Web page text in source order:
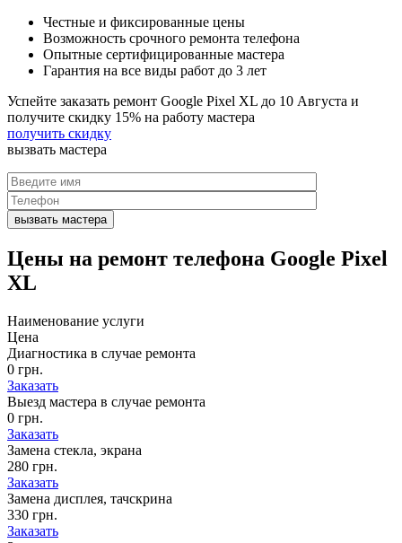
Честные и фиксированные цены
Возможность срочного ремонта телефона
Опытные сертифицированные мастера
Гарантия на все виды работ до 3 лет
Успейте заказать ремонт Google Pixel XL до 10 Августа и
получите скидку 15% на работу мастера
получить скидку
вызвать мастера
Цены на ремонт телефона Google Pixel
XL
Наименование услуги
Цена
Диагностика в случае ремонта
0 грн.
Заказать
Выезд мастера в случае ремонта
0 грн.
Заказать
Замена стекла, экрана
280 грн.
Заказать
Замена дисплея, тачскрина
330 грн.
Заказать